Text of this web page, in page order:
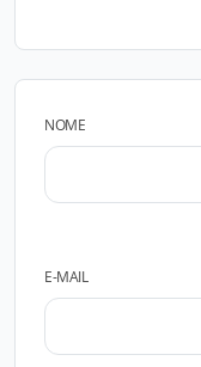
NOME
E-MAIL